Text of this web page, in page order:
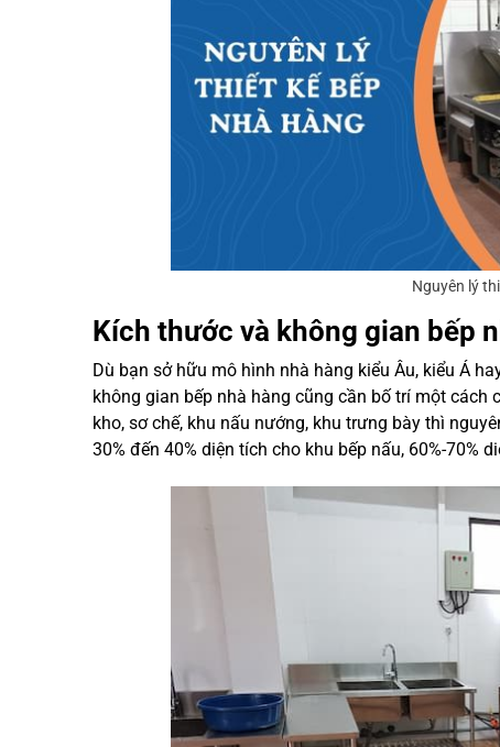
Nguyên lý
Kích thước và không gian bếp
Dù bạn sở hữu mô hình nhà hàng kiểu Âu, kiểu Á
không gian bếp nhà hàng cũng cần bố trí một
kho, sơ chế, khu nấu nướng, khu trưng bày thì
30% đến 40% diện tích cho khu bếp nấu, 60%-70%